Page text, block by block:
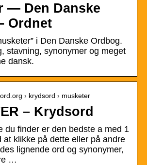
— Den Danske
Ordnet
i Den Danske Ordbog.
stavning, synonymer og meget
dansk.
› krydsord › musketer
– Krydsord
du finder er den bedste a med 1
at klikke på dette eller på andre
lignende ord og synonymer,
…